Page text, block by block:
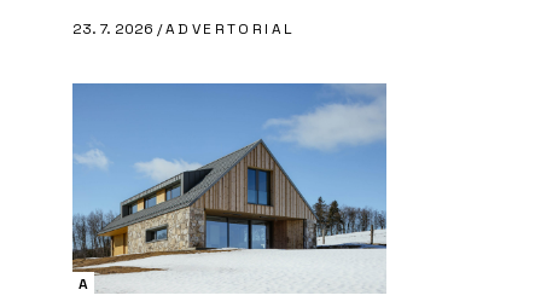
23. 7. 2026 /ADVERTORIAL
A